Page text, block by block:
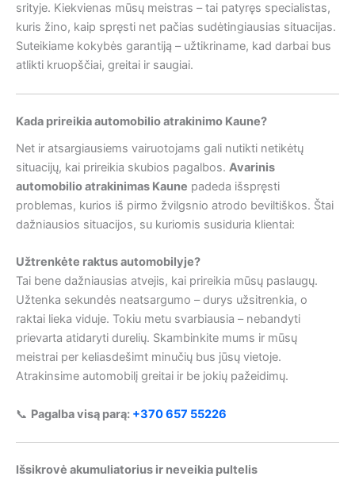
srityje. Kiekvienas mūsų meistras – tai patyręs specialistas,
kuris žino, kaip spręsti net pačias sudėtingiausias situacijas.
Suteikiame kokybės garantiją – užtikriname, kad darbai bus
atlikti kruopščiai, greitai ir saugiai.
Kada prireikia automobilio atrakinimo Kaune?
Net ir atsargiausiems vairuotojams gali nutikti netikėtų
situacijų, kai prireikia skubios pagalbos. Avarinis
automobilio atrakinimas Kaune padeda išspręsti
problemas, kurios iš pirmo žvilgsnio atrodo beviltiškos. Štai
dažniausios situacijos, su kuriomis susiduria klientai:
Užtrenkėte raktus automobilyje?
Tai bene dažniausias atvejis, kai prireikia mūsų paslaugų.
Užtenka sekundės neatsargumo – durys užsitrenkia, o
raktai lieka viduje. Tokiu metu svarbiausia – nebandyti
prievarta atidaryti durelių. Skambinkite mums ir mūsų
meistrai per keliasdešimt minučių bus jūsų vietoje.
Atrakinsime automobilį greitai ir be jokių pažeidimų.
📞 Pagalba visą parą: +370 657 55226
Išsikrovė akumuliatorius ir neveikia pultelis